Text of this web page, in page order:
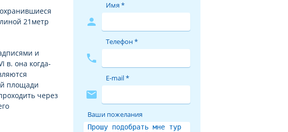
21метр
и
в. она когда-
площади
через
person
Имя *
phone
Телефон *
mail
E-mail *
Ваши пожелания